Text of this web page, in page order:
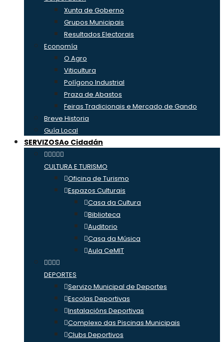
Xunta de Goberno
Grupos Municipais
Resultados Electorais
Economía
O Agro
Viticultura
Polígono Industrial
Praza de Abastos
Feiras Tradicionais e Mercado de Gando
Breve Historia
Guía Local
SERVIZOSAo Cidadán
CULTURA E TURISMO
Oficina de Turismo
Espazos Culturais
Casa da Cultura
Biblioteca
Auditorio
Casa da Música
Aula CeMIT
DEPORTES
Servizo Municipal de Deportes
Escolas Deportivas
Instalacións Deportivas
Complexo das Piscinas Municipais
Clubs Deportivos